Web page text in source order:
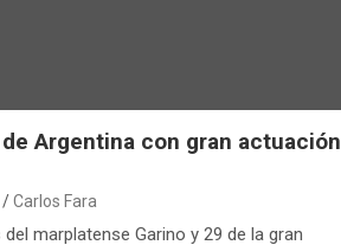
Argentina con gran actuación
Carlos Fara
marplatense Garino y 29 de la gran